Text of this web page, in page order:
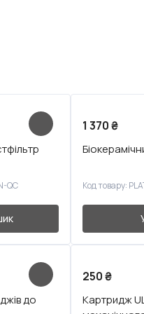
QC
1 370₴
Код товару:
до
250₴
Картридж